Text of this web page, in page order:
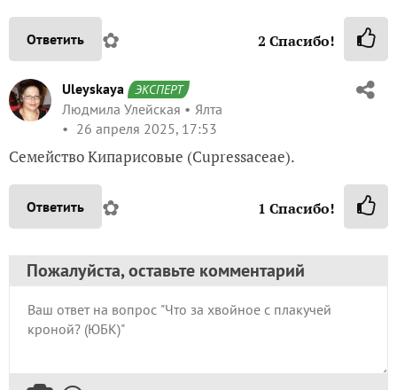
Ответить ✿ 2 Спасибо!
Uleyskaya ЭКСПЕРТ
Людмила Улейская
Ялта
26 апреля 2025, 17:53
Семейство Кипарисовые (Cupressaceae).
Ответить ✿ 1 Спасибо!
Пожалуйста, оставьте комментарий